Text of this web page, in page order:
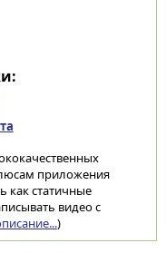
приложения
как статичные
видео с
)